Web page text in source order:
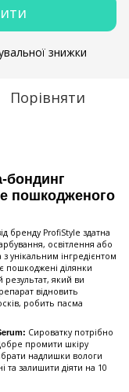
знижки
Порівняти
бондинг
пошкодженого
бренду ProfiStyle здатна
освітлення або
унікальним інгредієнтом
пошкоджені ділянки
який ви
відновить
робить пасма
Сироватку потрібно
промити шкіру
надлишки вологи
та залишити діяти на 10